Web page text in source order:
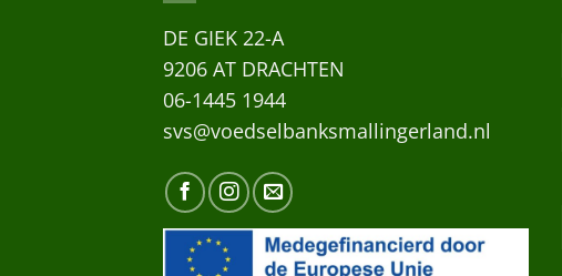
DE GIEK 22-A
9206 AT DRACHTEN
06-1445 1944
svs@voedselbanksmallingerland.nl